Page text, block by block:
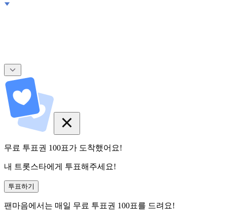
무료 투표권 100표가 도착했어요!
내 트롯스타에게 투표해주세요!
투표하기
팬마음에서는 매일 무료 투표권 100표를 드려요!